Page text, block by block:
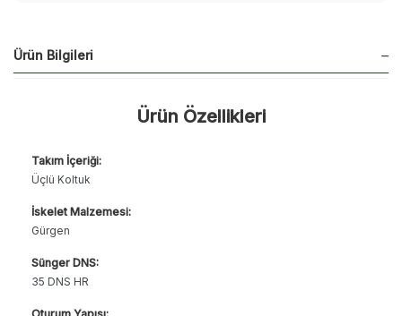
Ürün Bilgileri
Ürün Özellikleri
Takım İçeriği:
Üçlü Koltuk
İskelet Malzemesi:
Gürgen
Sünger DNS:
35 DNS HR